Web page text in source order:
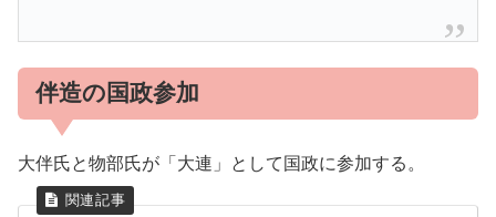
伴造の国政参加
大伴氏と物部氏が「大連」として国政に参加する。